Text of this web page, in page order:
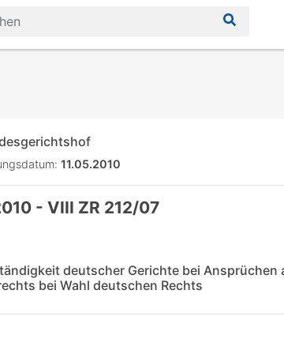
11.05.2010
- VIII ZR 212/07
deutscher Gerichte bei Ansprüchen
bei Wahl deutschen Rechts